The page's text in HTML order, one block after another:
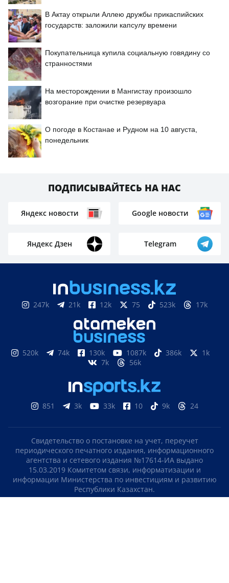
В Актау открыли Аллею дружбы прикаспийских
государств: заложили капсулу времени
Покупательница купила социальную говядину со
странностями
На месторождении в Мангистау произошло
возгорание при очистке резервуара
О погоде в Костанае и Рудном на 10 августа,
понедельник
ПОДПИСЫВАЙТЕСЬ НА НАС
Яндекс новости Google новости
Яндекс Дзен Telegram
247k 21k 12k 75 523k 17k
520k 74k 130k 1087k 386k
1k
7k
56k
851 3k 33k 10 9k 24
Свидетельство о постановке на учет, переучет
периодического печатного издания, информационного
агентства и сетевого издания №17614-ИА выдано
15.03.2019 Комитетом связи, информатизации и
информации Министерства по инвестициям и развитию
Республики Казахстан.